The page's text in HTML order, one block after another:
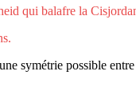
qui balafre la
symétrie possible